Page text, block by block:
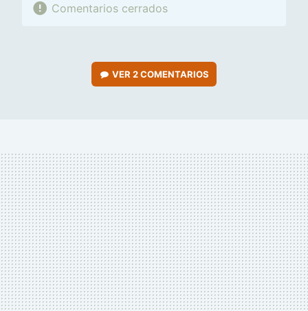
Comentarios cerrados
VER2 COMENTARIOS